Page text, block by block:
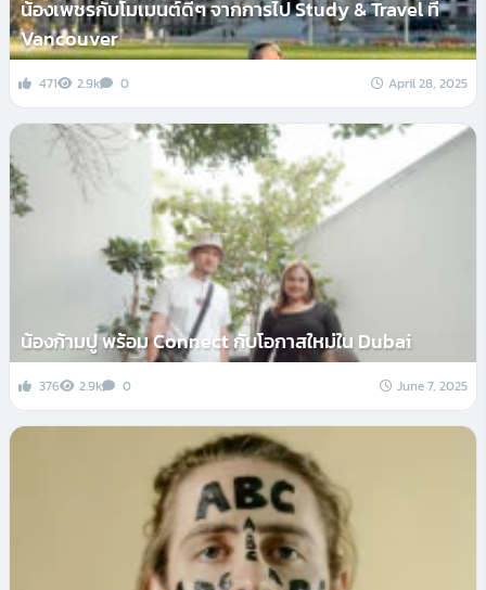
น้องเพชรกับโมเมนต์ดีๆ จากการไป Study & Travel ที่
Vancouver
471 2.9k 0 April 28, 2025
น้องก้ามปู พร้อม Connect กับโอกาสใหม่ใน Dubai
376 2.9k 0 June 7, 2025